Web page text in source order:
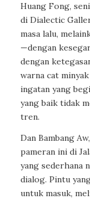
Huang Fong,
di Dialectic
masa lalu,
—dengan
dengan
warna cat
ingatan yang
yang baik tidak
tren.
Dan Bambang
pameran ini di
yang sederhana
dialog. Pintu
untuk masuk,